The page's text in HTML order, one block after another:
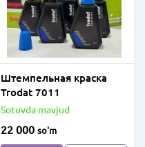
Штемпельная краска
Trodat 7011
Sotuvda mavjud
22 000 so'm